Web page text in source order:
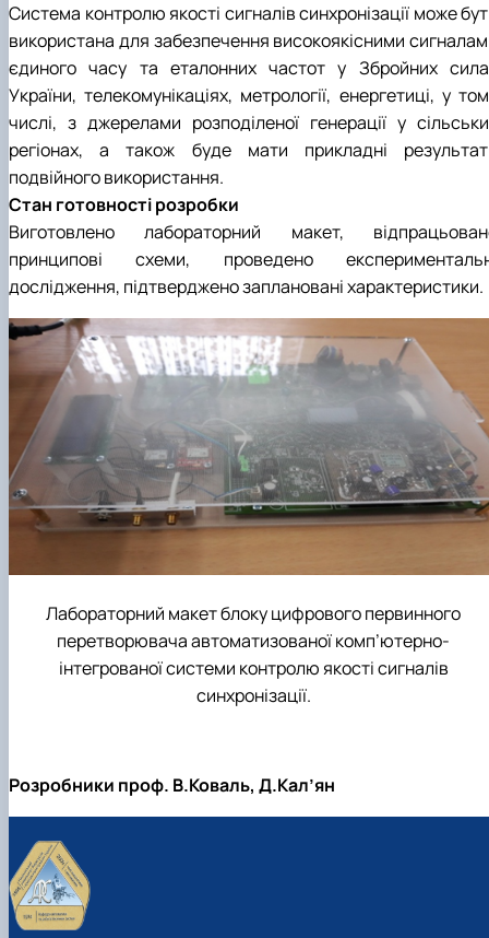
Система контролю якості сигналів синхронізації може
використана для забезпечення високоякісними
єдиного часу та еталонних частот у Збройних
України, телекомунікаціях, метрології, енергетиці, у
числі, з джерелами розподіленої генерації у
регіонах, а також буде мати прикладні
подвійного використання.
Стан готовності розробки
Виготовлено лабораторний макет,
принципові схеми, проведено
дослідження, підтверджено заплановані характеристики.
Лабораторний макет блоку цифрового первинного
перетворювача автоматизованої комп’ютерно-
інтегрованої системи контролю якості сигналів
синхронізації.
Розробники проф. В.Коваль, Д.Кал’ян